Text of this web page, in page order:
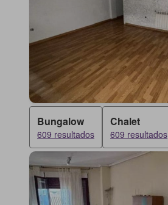
Bungalow
609 resultados
Chalet
609 resultados